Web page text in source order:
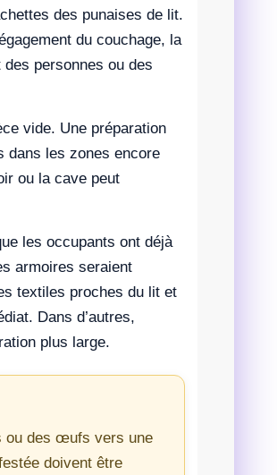
des punaises de lit.
du couchage, la
personnes ou des
vide. Une préparation
dans les zones encore
ou la cave peut
les occupants ont déjà
armoires seraient
textiles proches du lit et
Dans d’autres,
plus large.
ou des œufs vers une
doivent être